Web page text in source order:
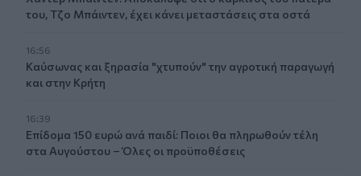
του, Τζο Μπάιντεν, έχει κάνει μεταστάσεις στα οστά
16:56
Καύσωνας και ξηρασία "χτυπούν" την αγροτική παραγωγή
και στην Κρήτη
16:39
Επίδομα 150 ευρώ ανά παιδί: Ποιοι θα πληρωθούν τέλη
στα Αυγούστου – Όλες οι προϋποθέσεις